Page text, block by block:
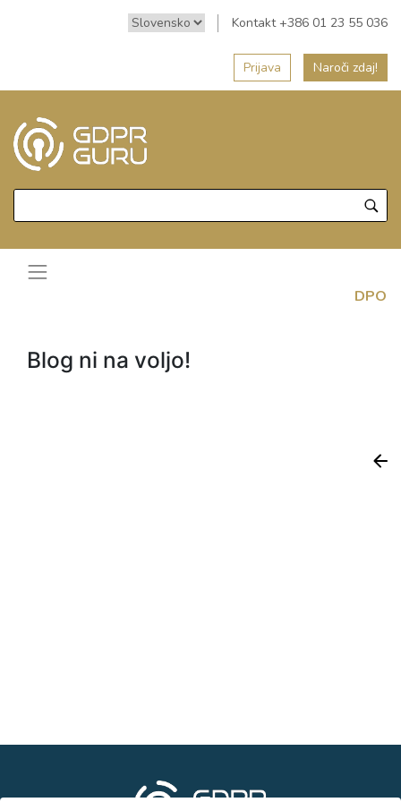
Kontakt +386 01 23 55 036
Prijava Naroči zdaj!
DPO
Blog ni na voljo!